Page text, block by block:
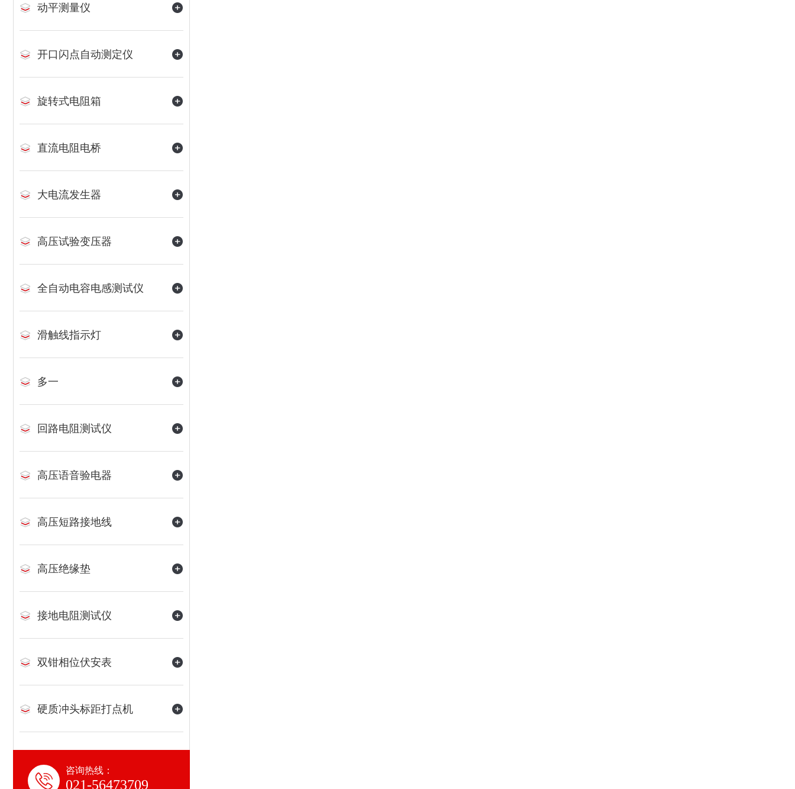
动平测量仪
开口闪点自动测定仪
旋转式电阻箱
直流电阻电桥
大电流发生器
高压试验变压器
全自动电容电感测试仪
滑触线指示灯
多一
回路电阻测试仪
高压语音验电器
高压短路接地线
高压绝缘垫
接地电阻测试仪
双钳相位伏安表
硬质冲头标距打点机
咨询热线：
021-56473709